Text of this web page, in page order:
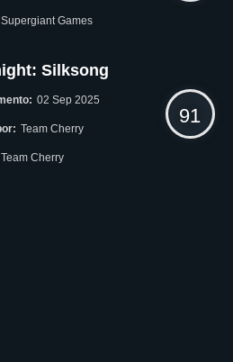
Supergiant Games
Silksong
02 Sep 2025
Team Cherry
Team Cherry
91